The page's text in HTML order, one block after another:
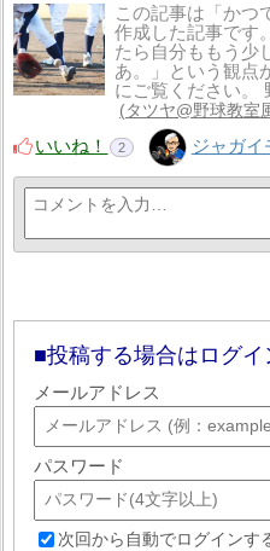
この記事は「かつ
作成した記事です
たら自分ももう少
あ。」という観点
にご覧ください。
タツヤ@野球教室
いいね！ 2 ジャガイ
投稿する場合はログ
メールアドレス
パスワード
次回から自動でログインす